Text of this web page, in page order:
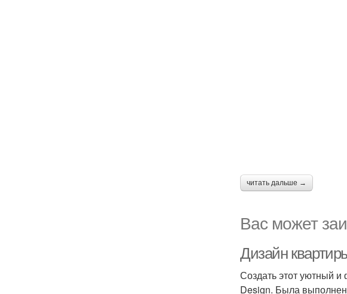
читать дальше →
Вас может
Дизайн
Создать этот уютный и
Design. Была